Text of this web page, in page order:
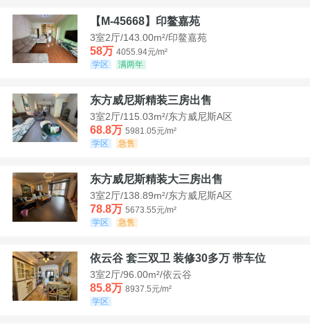
【M-45668】印鳌嘉苑
3室2厅/143.00m²/印鳌嘉苑
58万 4055.94元/m²
学区
满两年
东方威尼斯精装三房出售
3室2厅/115.03m²/东方威尼斯A区
68.8万 5981.05元/m²
学区
急售
东方威尼斯精装大三房出售
3室2厅/138.89m²/东方威尼斯A区
78.8万 5673.55元/m²
学区
急售
依云谷 套三双卫 装修30多万 带车位
3室2厅/96.00m²/依云谷
85.8万 8937.5元/m²
学区